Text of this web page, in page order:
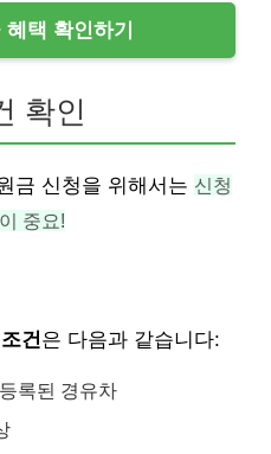
택 확인하기
확인
금 신청을 위해서는 신청
중요!
건은 다음과 같습니다:
록된 경유차